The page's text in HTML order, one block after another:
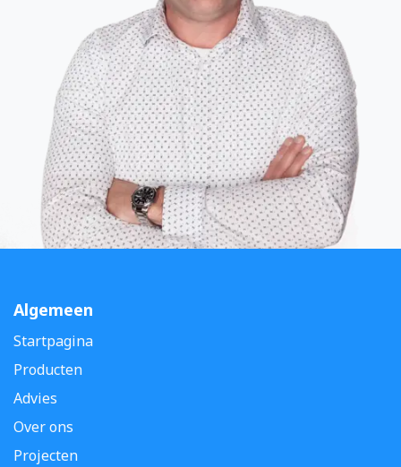
Algemeen
Startpagina
Producten
Advies
Over ons
Projecten